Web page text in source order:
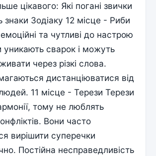
цікавого: Які погані звички
знаки Зодіаку 12 місце - Риби
та чутливі до настрою
уникають сварок і можуть
через різкі слова.
дистанціюватися від
11 місце - Терези Терези
тому не люблять
Вони часто
вирішити суперечки
Постійна несправедливість